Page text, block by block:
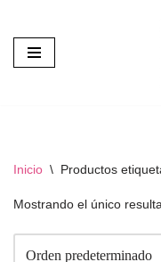
Saltar
al
Inicio \ Productos
Mostrando el único